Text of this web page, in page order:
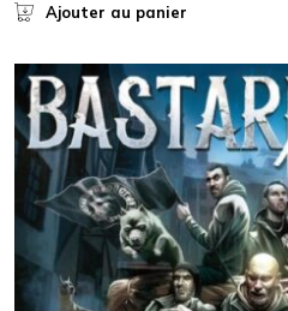
Ajouter au panier